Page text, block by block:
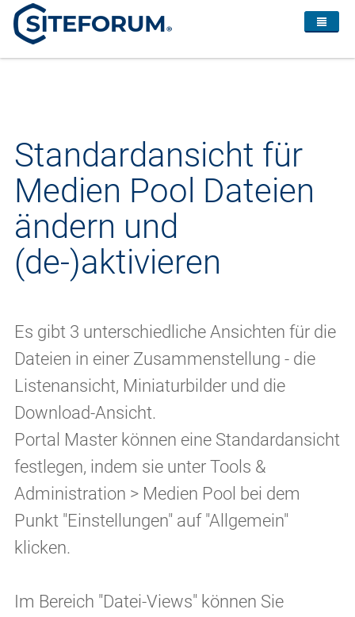
Standardansicht für
Medien Pool Dateien
ändern und
(de-)aktivieren
Es gibt 3 unterschiedliche Ansichten für die
Dateien in einer Zusammenstellung - die
Listenansicht, Miniaturbilder und die
Download-Ansicht.
Portal Master können eine Standardansicht
festlegen, indem sie unter Tools &
Administration > Medien Pool bei dem
Punkt "Einstellungen" auf "Allgemein"
klicken.
Im Bereich "Datei-Views" können Sie